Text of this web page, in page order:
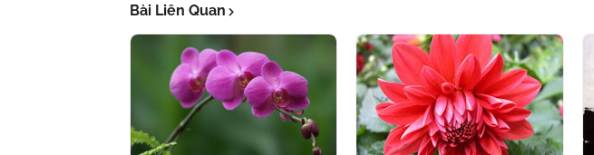
Bài Liên Quan